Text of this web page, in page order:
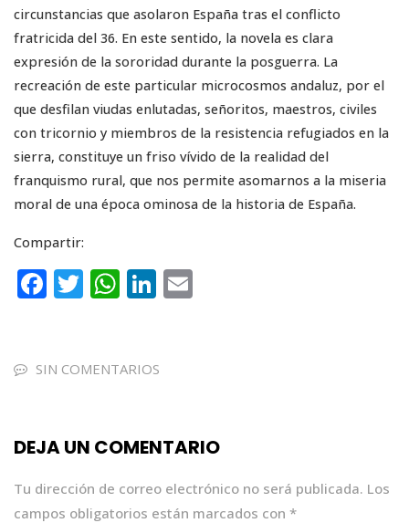
circunstancias que asolaron España tras el conflicto
fratricida del 36. En este sentido, la novela es clara
expresión de la sororidad durante la posguerra. La
recreación de este particular microcosmos andaluz, por el
que desfilan viudas enlutadas, señoritos, maestros, civiles
con tricornio y miembros de la resistencia refugiados en la
sierra, constituye un friso vívido de la realidad del
franquismo rural, que nos permite asomarnos a la miseria
moral de una época ominosa de la historia de España.
Compartir:
F
a
e
o
k
T
w
te
W
h
ts
p
Li
n
e
SIN COMENTARIOS
DEJA UN COMENTARIO
Tu dirección de correo electrónico no será publicada. Los
campos obligatorios están marcados con *